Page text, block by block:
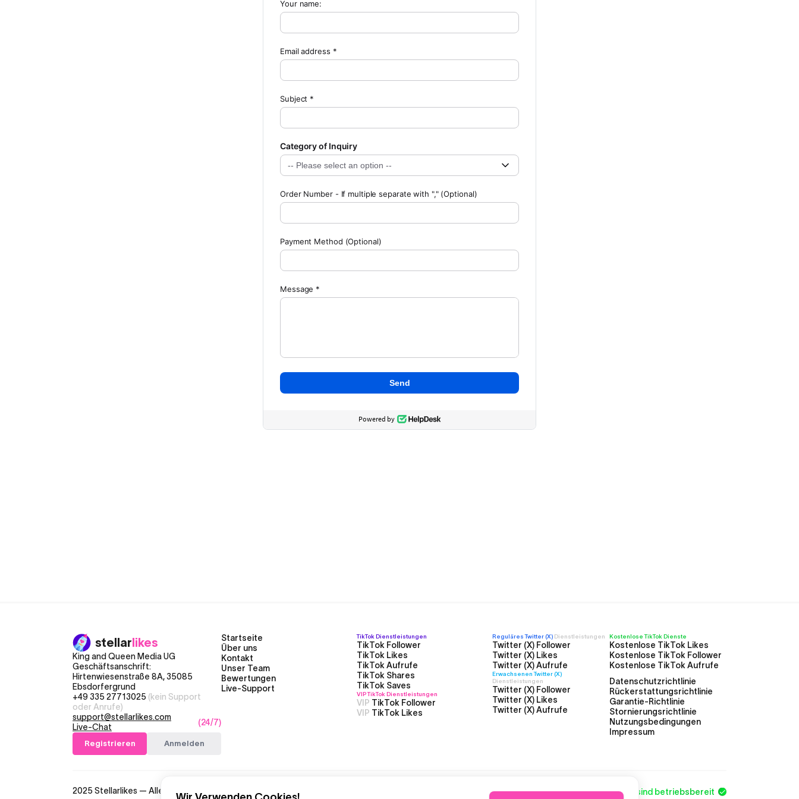
stellarlikes
King and Queen Media UG
Geschäftsanschrift:
Hirtenwiesenstraße 8A, 35085
Ebsdorfergrund
+49 335 27713025 (kein Support
oder Anrufe)
support@stellarlikes.com
Live-Chat
(24/7)
Registrieren Anmelden
Startseite
Über uns
Kontakt
Unser Team
Bewertungen
Live-Support
TikTok Dienstleistungen
TikTok Follower
TikTok Likes
TikTok Aufrufe
TikTok Shares
TikTok Saves
VIP TikTok Dienstleistungen
VIP TikTok Follower
VIP TikTok Likes
Reguläres Twitter (X) Dienstleistungen
Twitter (X) Follower
Twitter (X) Likes
Twitter (X) Aufrufe
Erwachsenen Twitter (X)
Dienstleistungen
Twitter (X) Follower
Twitter (X) Likes
Twitter (X) Aufrufe
Kostenlose TikTok Dienste
Kostenlose TikTok Likes
Kostenlose TikTok Follower
Kostenlose TikTok Aufrufe
Datenschutzrichtlinie
Rückerstattungsrichtlinie
Garantie-Richtlinie
Stornierungsrichtlinie
Nutzungsbedingungen
Impressum
2025 Stellarlikes — Alle Rechte vorbehalten Alle Systeme sind betriebsbereit